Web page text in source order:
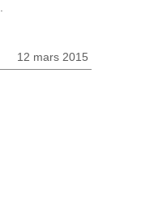
12 mars 2015